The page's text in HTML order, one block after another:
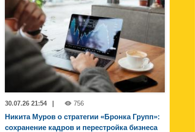
30.07.26 21:54 | 756
Никита Муров о стратегии «Бронка Групп»:
сохранение кадров и перестройка бизнеса